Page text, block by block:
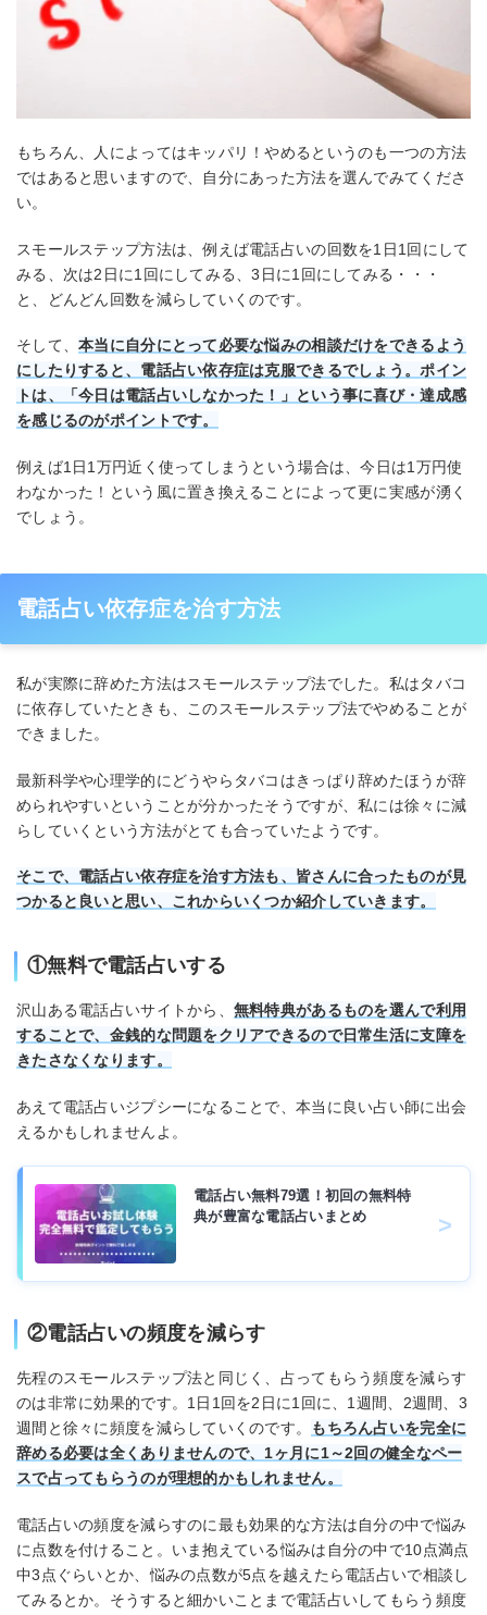
もちろん、人によってはキッパリ！やめるというのも一つの方法
ではあると思いますので、自分にあった方法を選んでみてくださ
い。
スモールステップ方法は、例えば電話占いの回数を1日1回にして
みる、次は2日に1回にしてみる、3日に1回にしてみる・・・
と、どんどん回数を減らしていくのです。
そして、本当に自分にとって必要な悩みの相談だけをできるよう
にしたりすると、電話占い依存症は克服できるでしょう。ポイン
トは、「今日は電話占いしなかった！」という事に喜び・達成感
を感じるのがポイントです。
例えば1日1万円近く使ってしまうという場合は、今日は1万円使
わなかった！という風に置き換えることによって更に実感が湧く
でしょう。
電話占い依存症を治す方法
私が実際に辞めた方法はスモールステップ法でした。私はタバコ
に依存していたときも、このスモールステップ法でやめることが
できました。
最新科学や心理学的にどうやらタバコはきっぱり辞めたほうが辞
められやすいということが分かったそうですが、私には徐々に減
らしていくという方法がとても合っていたようです。
そこで、電話占い依存症を治す方法も、皆さんに合ったものが見
つかると良いと思い、これからいくつか紹介していきます。
①無料で電話占いする
沢山ある電話占いサイトから、 無料特典があるものを選んで利用
することで、金銭的な問題をクリアできるので日常生活に支障を
きたさなくなります。
あえて電話占いジプシーになることで、本当に良い占い師に出会
えるかもしれませんよ。
電話占い無料79選！初回の無料特
典が豊富な電話占いまとめ
②電話占いの頻度を減らす
先程のスモールステップ法と同じく、占ってもらう頻度を減らす
のは非常に効果的です。1日1回を2日に1回に、1週間、2週間、3
週間と徐々に頻度を減らしていくのです。
もちろん占いを完全に
辞める必要は全くありませんので、1ヶ月に1～2回の健全なペー
スで占ってもらうのが理想的かもしれません。
電話占いの頻度を減らすのに最も効果的な方法は自分の中で悩み
に点数を付けること。いま抱えている悩みは自分の中で10点満点
中3点ぐらいとか、悩みの点数が5点を越えたら電話占いで相談し
てみるとか。そうすると細かいことまで電話占いしてもらう頻度